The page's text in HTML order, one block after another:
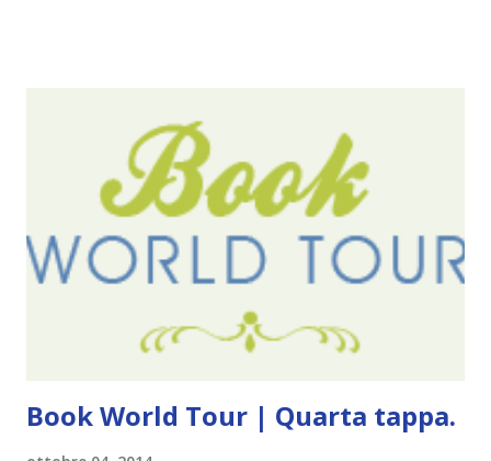
cinque anni e non sono pochi . Il blog è praticamente
l'unica cosa della mia vita che ho continuato con costanza
(più o meno) e non come le tremila cose che inizio per poi
lasciare a metà. Tra l'altro ripenso a circa un anno e mezzo
fa, quando non sapevo più che farmene di D ivoratori di
che potessi fare. All'inizio non avevo idea che il ...
Book World Tour | Quarta tappa.